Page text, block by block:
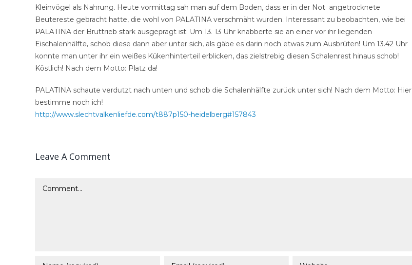
Kleinvögel als Nahrung. Heute vormittag sah man auf dem Boden, dass er in der Not angetrocknete
Beutereste gebracht hatte, die wohl von PALATINA verschmäht wurden. Interessant zu beobachten, wie bei
PALATINA der Bruttrieb stark ausgeprägt ist: Um 13. 13 Uhr knabberte sie an einer vor ihr liegenden
Eischalenhälfte, schob diese dann aber unter sich, als gäbe es darin noch etwas zum Ausbrüten! Um 13.42 Uhr
konnte man unter ihr ein weißes Kükenhinterteil erblicken, das zielstrebig diesen Schalenrest hinaus schob!
Köstlich! Nach dem Motto: Platz da!
PALATINA schaute verdutzt nach unten und schob die Schalenhälfte zurück unter sich! Nach dem Motto: Hier
bestimme noch ich!
http://www.slechtvalkenliefde.com/t887p150-heidelberg#157843
Leave A Comment
Comment